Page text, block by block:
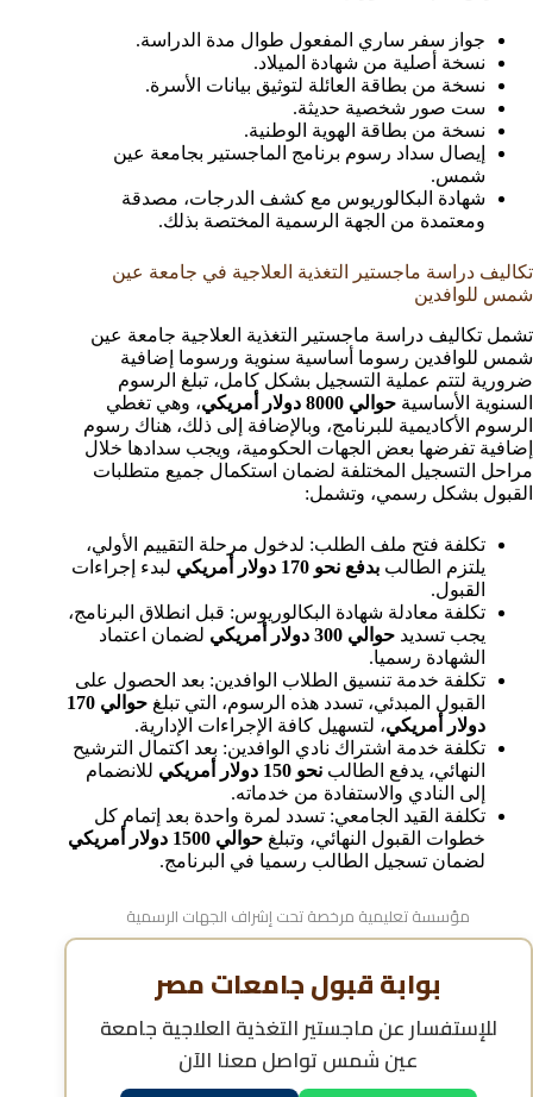
جواز سفر ساري المفعول طوال مدة الدراسة.
نسخة أصلية من شهادة الميلاد.
نسخة من بطاقة العائلة لتوثيق بيانات الأسرة.
ست صور شخصية حديثة.
نسخة من بطاقة الهوية الوطنية.
إيصال سداد رسوم برنامج الماجستير بجامعة عين
شمس.
شهادة البكالوريوس مع كشف الدرجات، مصدقة
ومعتمدة من الجهة الرسمية المختصة بذلك.
تكاليف دراسة ماجستير التغذية العلاجية في جامعة عين
شمس للوافدين
تشمل تكاليف دراسة ماجستير التغذية العلاجية جامعة عين
شمس للوافدين رسوما أساسية سنوية ورسوما إضافية
ضرورية لتتم عملية التسجيل بشكل كامل، تبلغ الرسوم
السنوية الأساسية حوالي 8000 دولار أمريكي
، وهي تغطي
الرسوم الأكاديمية للبرنامج، وبالإضافة إلى ذلك، هناك رسوم
إضافية تفرضها بعض الجهات الحكومية، ويجب سدادها خلال
مراحل التسجيل المختلفة لضمان استكمال جميع متطلبات
القبول بشكل رسمي، وتشمل:
تكلفة فتح ملف الطلب: لدخول مرحلة التقييم الأولي،
يلتزم الطالب بدفع نحو 170 دولار أمريكي
لبدء إجراءات
القبول.
تكلفة معادلة شهادة البكالوريوس: قبل انطلاق البرنامج،
يجب تسديد حوالي 300 دولار أمريكي
لضمان اعتماد
الشهادة رسميا.
تكلفة خدمة تنسيق الطلاب الوافدين: بعد الحصول على
القبول المبدئي، تسدد هذه الرسوم، التي تبلغ
حوالي 170
دولار أمريكي، لتسهيل كافة الإجراءات الإدارية.
تكلفة خدمة اشتراك نادي الوافدين: بعد اكتمال الترشيح
النهائي، يدفع الطالب نحو 150 دولار أمريكي
للانضمام
إلى النادي والاستفادة من خدماته.
تكلفة القيد الجامعي: تسدد لمرة واحدة بعد إتمام كل
خطوات القبول النهائي، وتبلغ حوالي 1500 دولار أمريكي
لضمان تسجيل الطالب رسميا في البرنامج.
مؤسسة تعليمية مرخصة تحت إشراف الجهات الرسمية
بوابة قبول جامعات مصر
للإستفسار عنماجستير التغذية العلاجية جامعة
عين شمستواصل معنا الآن